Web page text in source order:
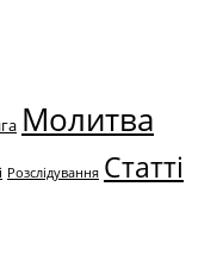
Молитва
Розслідування Статті